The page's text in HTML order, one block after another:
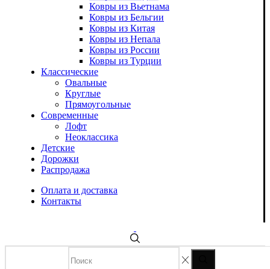
Ковры из Вьетнама
Ковры из Бельгии
Ковры из Китая
Ковры из Непала
Ковры из России
Ковры из Турции
Классические
Овальные
Круглые
Прямоугольные
Современные
Лофт
Неоклассика
Детские
Дорожки
Распродажа
Оплата и доставка
Контакты